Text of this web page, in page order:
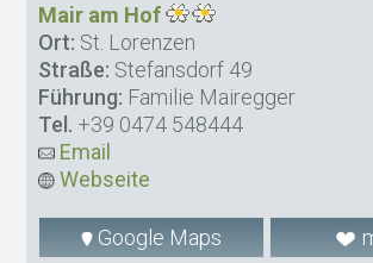
Mair am Hof
Ort: St. Lorenzen
Straße: Stefansdorf 49
Führung: Familie Mairegger
Tel. +39 0474 548444
Email
Webseite
Google Maps